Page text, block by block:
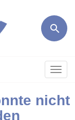
nicht